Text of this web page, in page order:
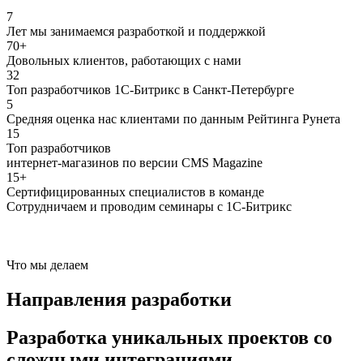
7
Лет мы занимаемся разработкой и поддержкой
70+
Довольных клиентов, работающих с нами
32
Топ разработчиков 1С-Битрикс в Санкт-Петербурге
5
Средняя оценка нас клиентами по данным Рейтинга Рунета
15
Топ разработчиков
интернет-магазинов по версии CMS Magazine
15+
Сертифицированных специалистов в команде
Сотрудничаем и проводим семинары с 1С-Битрикс
Что мы делаем
Направления разработки
Разработка уникальных проектов со